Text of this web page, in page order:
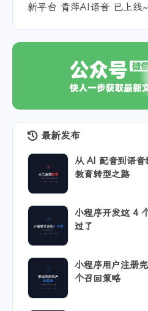
新平台 青萍AI语音 已上线~
最新发布
从 AI 配音到语音
教育转型之路
小程序开发这 4
过了
小程序用户注册
个召回策略